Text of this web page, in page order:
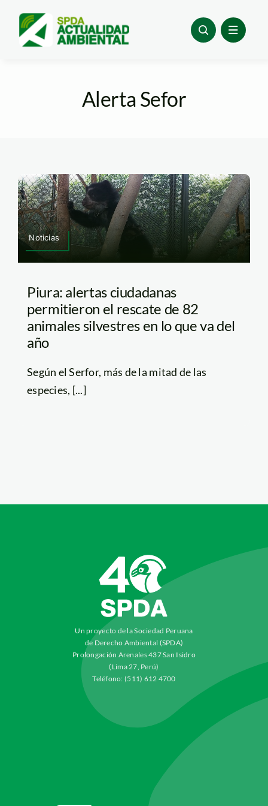
content
Alerta Sefor
Noticias
Piura: alertas ciudadanas
permitieron el rescate de 82
animales silvestres en lo que va del
año
Según el Serfor, más de la mitad de las
especies, [...]
Un proyecto de la Sociedad Peruana
de Derecho Ambiental (SPDA)
Prolongación Arenales 437 San Isidro
(Lima 27, Perú)
Teléfono: (511) 612 4700